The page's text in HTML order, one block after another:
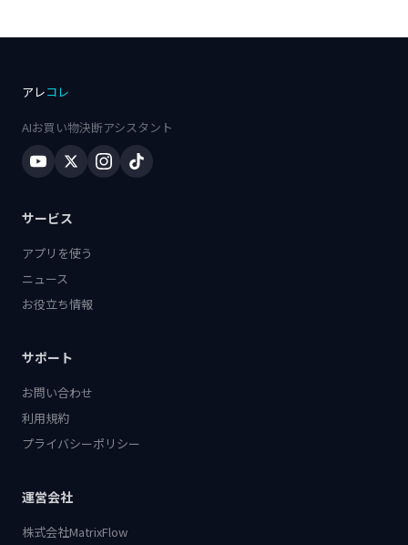
アレコレ
AIお買い物決断アシスタント
サービス
アプリを使う
ニュース
お役立ち情報
サポート
お問い合わせ
利用規約
プライバシーポリシー
運営会社
株式会社MatrixFlow